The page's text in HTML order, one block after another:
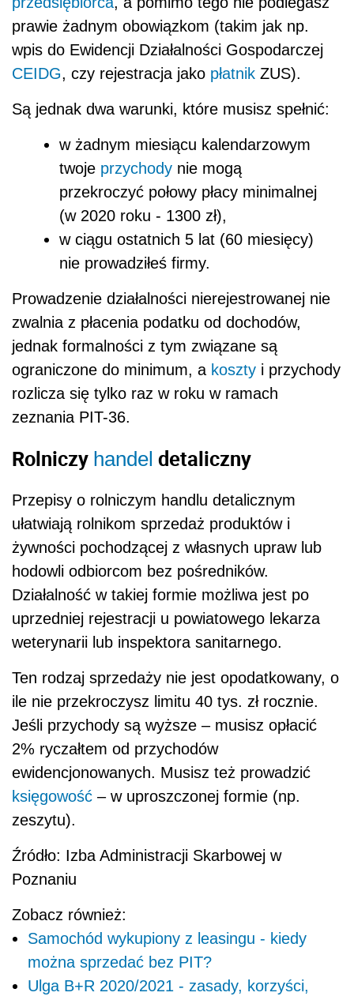
prawie żadnym obowiązkom (takim jak np.
wpis do Ewidencji Działalności Gospodarczej
CEIDG, czy rejestracja jako płatnik ZUS).
Są jednak dwa warunki, które musisz spełnić:
w żadnym miesiącu kalendarzowym
twoje przychody nie mogą
przekroczyć połowy płacy minimalnej
(w 2020 roku - 1300 zł),
w ciągu ostatnich 5 lat (60 miesięcy)
nie prowadziłeś firmy.
Prowadzenie działalności nierejestrowanej nie
zwalnia z płacenia podatku od dochodów,
jednak formalności z tym związane są
ograniczone do minimum, a koszty i przychody
rozlicza się tylko raz w roku w ramach
zeznania PIT-36.
Rolniczy handel detaliczny
Przepisy o rolniczym handlu detalicznym
ułatwiają rolnikom sprzedaż produktów i
żywności pochodzącej z własnych upraw lub
hodowli odbiorcom bez pośredników.
Działalność w takiej formie możliwa jest po
uprzedniej rejestracji u powiatowego lekarza
weterynarii lub inspektora sanitarnego.
Ten rodzaj sprzedaży nie jest opodatkowany, o
ile nie przekroczysz limitu 40 tys. zł rocznie.
Jeśli przychody są wyższe – musisz opłacić
2% ryczałtem od przychodów
ewidencjonowanych. Musisz też prowadzić
księgowość – w uproszczonej formie (np.
zeszytu).
Źródło: Izba Administracji Skarbowej w
Poznaniu
Zobacz również:
Samochód wykupiony z leasingu - kiedy
można sprzedać bez PIT?
Ulga B+R 2020/2021 - zasady, korzyści,